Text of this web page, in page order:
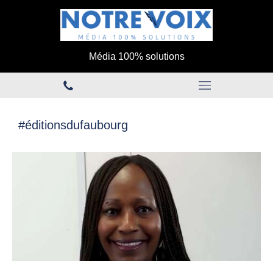
Média 100% solutions
#éditionsdufaubourg